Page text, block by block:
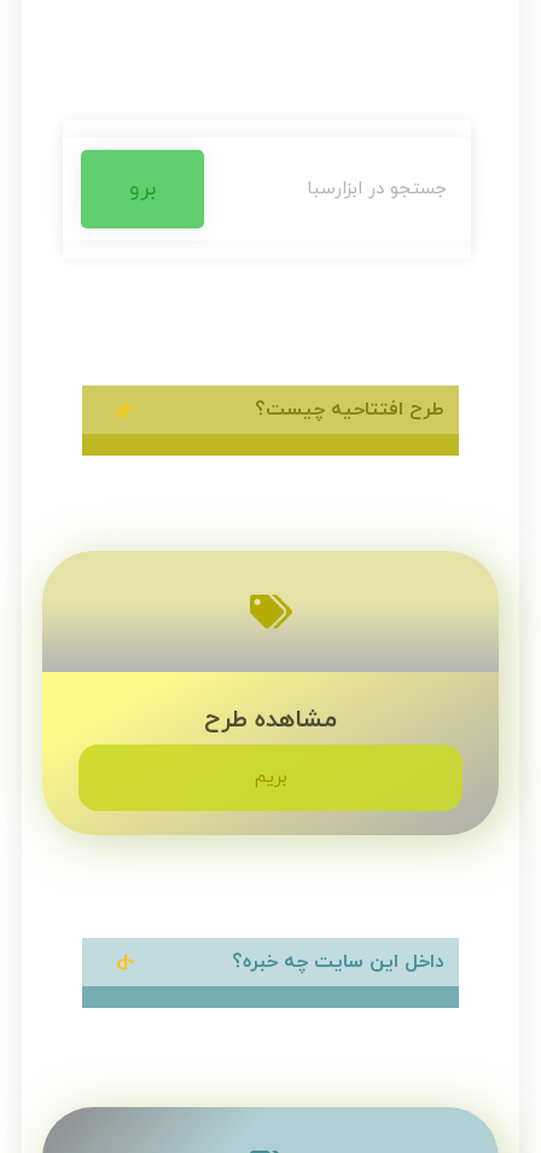
برو
طرح افتتاحیه چیست؟
مشاهده طرح
بریم
داخل این سایت چه خبره؟